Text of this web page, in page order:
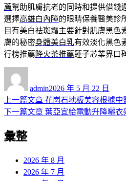
薦幫助肌膚抗老的同時和提供借錢
選擇高雄白內障的眼睛保養醫美診
目有美白祛斑霜主要針對肌膚黑色
膚的秘密身體美白乳有效淡化黑色
行榜推薦 降火茶推薦蓮子芯業界口
admin佈
日
期:
2026 年 5 月 22 日
文
章
導
上一篇文章 上
一
花崗石地板美容根據
下一篇文章 下
章:
葉亞宜給電動升降曬
彙整
2026 年 8 月
2026 年 7 月